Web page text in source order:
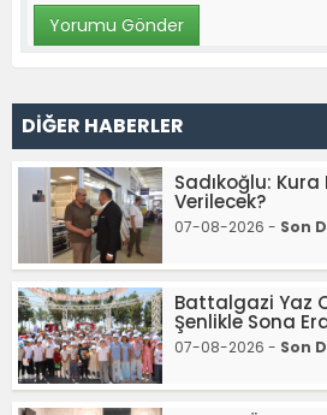
DİĞER HABERLER
Sadıkoğlu:
Verilecek?
07-08-2026 - Son
Battalgazi Yaz
Şenlikle Sona
07-08-2026 - Son